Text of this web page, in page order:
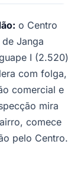
o Centro
Janga
I (2.520)
com folga,
comercial e
mira
comece
pelo Centro.